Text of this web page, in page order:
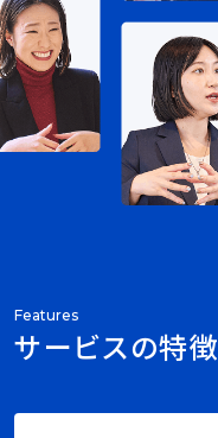
Features
サービスの特徴